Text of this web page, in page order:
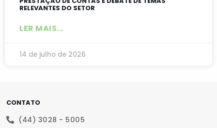
RELEVANTES DO SETOR
LER MAIS...
14 de julho de 2026
CONTATO
(44) 3028 - 5005